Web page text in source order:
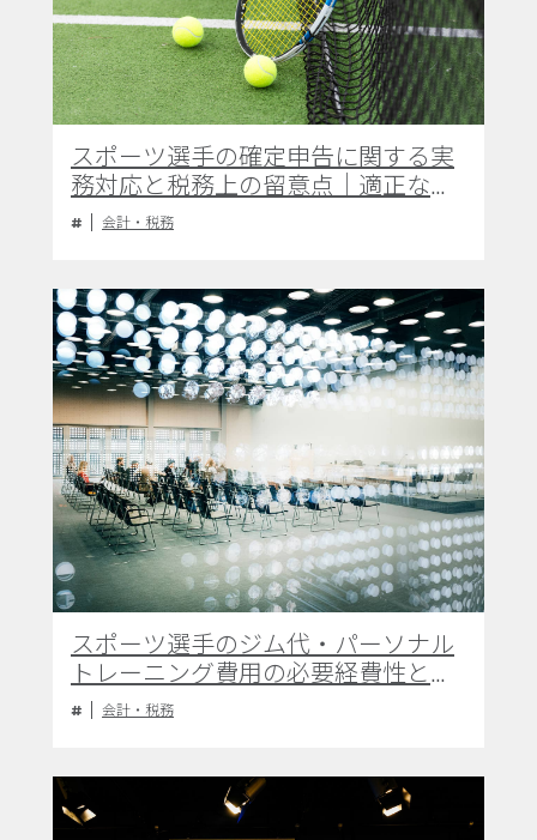
スポーツ選手の確定申告に関する実
務対応と税務上の留意点｜適正な必
要経費計上と専門家活用の重要性
会計・税務
スポーツ選手のジム代・パーソナル
トレーニング費用の必要経費性と確
定申告上の留意点
会計・税務